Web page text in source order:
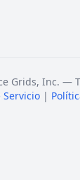
Grids, Inc. —
Servicio |